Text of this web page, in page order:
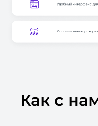
Как с